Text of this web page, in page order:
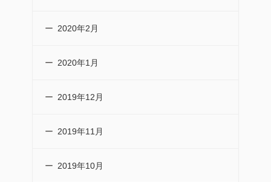
2020年2月
2020年1月
2019年12月
2019年11月
2019年10月